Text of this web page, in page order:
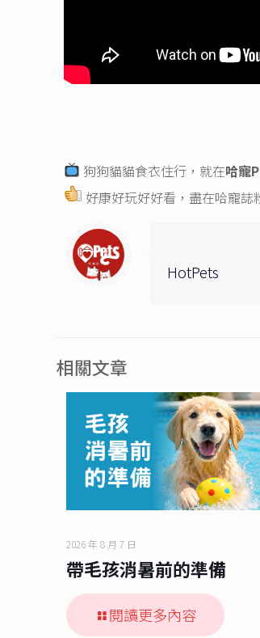
狗狗貓貓食衣住行，就在哈寵
好康好玩好好看，盡在哈寵誌
HotPets
相關文章
2026 年 8 月 7 日
帶毛孩消暑前的準備
閱讀更多內容